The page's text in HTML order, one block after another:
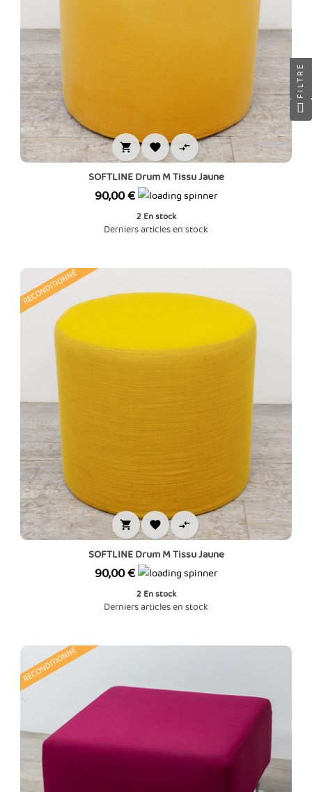
  
SOFTLINE Drum M Tissu Jaune
Prix
90,00 €
2 En stock
Derniers articles en stock
RECONDITIONNÉ
  
SOFTLINE Drum M Tissu Jaune
Prix
90,00 €
2 En stock
Derniers articles en stock
RECONDITIONNÉ
FILTRE